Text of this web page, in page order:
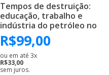
Tempos de destruição:
educação, trabalho e
indústria do petróleo no
Brasil
R$99,00
ou em até 3x
R$33,00
sem juros.